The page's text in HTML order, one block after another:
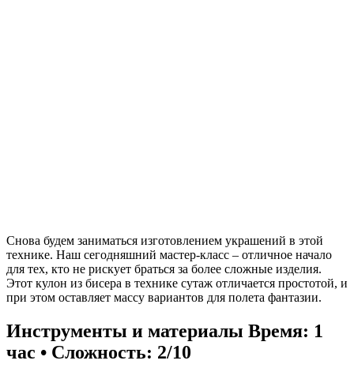
Снова будем заниматься изготовлением украшений в этой
технике. Наш сегодняшний мастер-класс – отличное начало
для тех, кто не рискует браться за более сложные изделия.
Этот кулон из бисера в технике сутаж отличается простотой, и
при этом оставляет массу вариантов для полета фантазии.
Инструменты и материалы Время: 1
час • Сложность: 2/10